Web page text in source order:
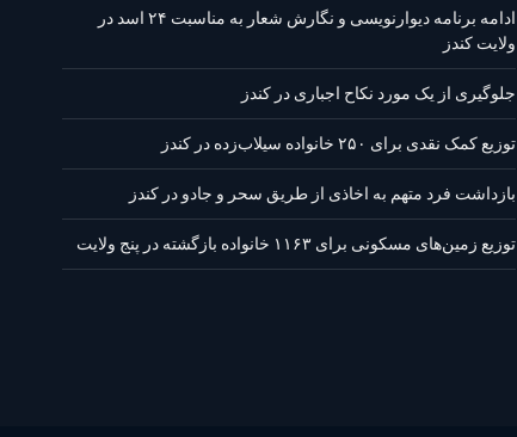
ادامه برنامه دیوارنویسی و نگارش شعار به مناسبت ۲۴ اسد در
ولایت کندز
جلوگیری از یک مورد نکاح اجباری در کندز
توزیع کمک نقدی برای ۲۵۰ خانواده سیلاب‌زده در کندز
بازداشت فرد متهم به اخاذی از طریق سحر و جادو در کندز
توزیع زمین‌های مسکونی برای ۱۱۶۳ خانواده بازگشته در پنج ولایت